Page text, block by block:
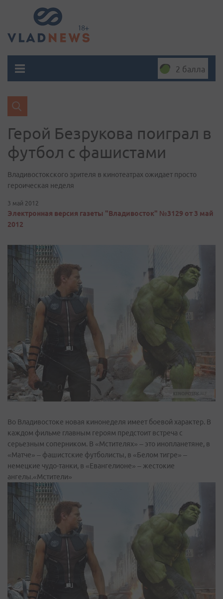
2 балла
Герой Безрукова поиграл в
футбол с фашистами
Владивостокского зрителя в кинотеатрах ожидает просто
героическая неделя
3 май 2012
Электронная версия газеты "Владивосток" №3129 от 3 май
2012
Во Владивостоке новая кинонеделя имеет боевой характер. В
каждом фильме главным героям предстоит встреча с
серьезным соперником. В «Мстителях» – это инопланетяне, в
«Матче» – фашистские футболисты, в «Белом тигре» –
немецкие чудо-танки, в «Евангелионе» – жестокие
ангелы.«Мстители»